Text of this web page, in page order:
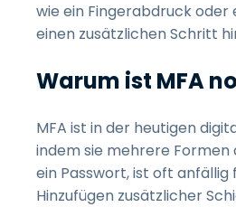
wie ein Fingerabdruck
einen zusätzlichen Schritt
Warum ist MFA
MFA ist in der heutigen
indem sie mehrere Formen
ein Passwort, ist oft
Hinzufügen zusätzlicher